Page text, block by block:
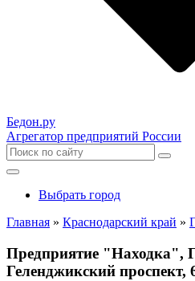
Бедон.ру
Агрегатор предприятий России
Выбрать город
Главная » Краснодарский край »
Предприятие "Находка",
Геленджикский проспект,